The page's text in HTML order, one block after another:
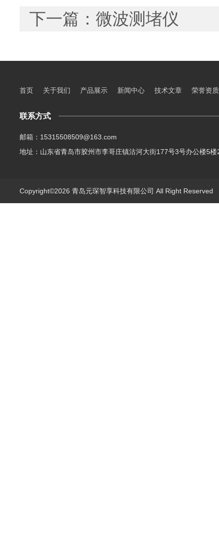
下一篇： 微波测堵仪
首页 关于我们 产品展示 新闻中心 技术文章 荣誉资质
联系方式
邮箱：15315508509@163.com
地址：山东省青岛市胶州市李哥庄镇沽河大街177号3号办公楼5楼
Copyright©2026 青岛元琛智享科技有限公司 All Right